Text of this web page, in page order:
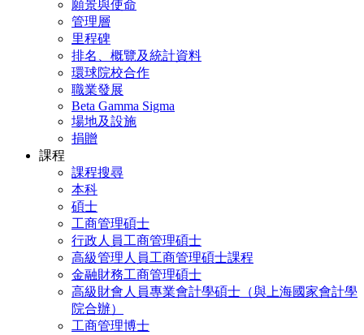
願景與使命
管理層
里程碑
排名、概覽及統計資料
環球院校合作
職業發展
Beta Gamma Sigma
場地及設施
捐贈
課程
課程搜尋
本科
碩士
工商管理碩士
行政人員工商管理碩士
高級管理人員工商管理碩士課程
金融財務工商管理碩士
高級財會人員專業會計學碩士（與上海國家會計學
院合辦）
工商管理博士